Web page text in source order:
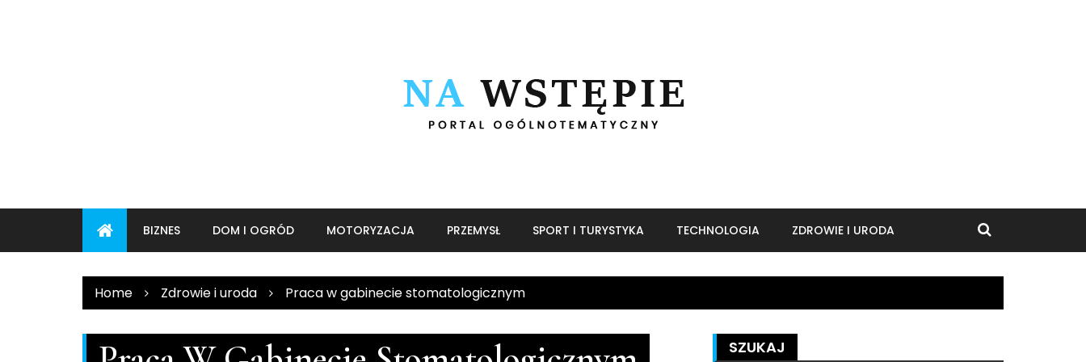
BIZNES DOM I OGRÓD MOTORYZACJA PRZEMYSŁ SPORT I TURYSTYKA TECHNOLOGIA ZDROWIE I URODA
Home Zdrowie i uroda Praca w gabinecie stomatologicznym
SZUKAJ